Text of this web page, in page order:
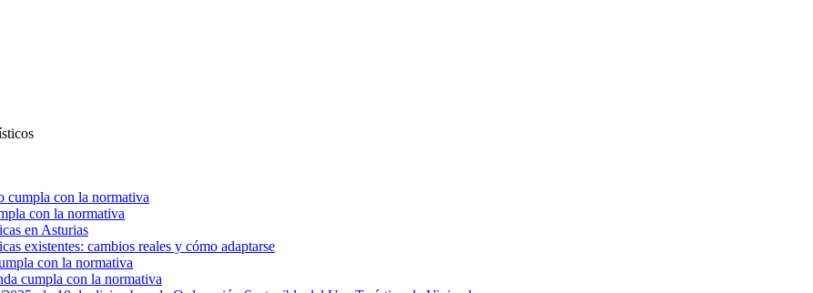
con la normativa
con la normativa
en Asturias
existentes: cambios reales y cómo adaptarse
con la normativa
cumpla con la normativa